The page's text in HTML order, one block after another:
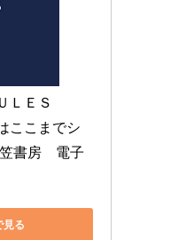
ＬＥＳ
ここまでシ
書房　電子
る